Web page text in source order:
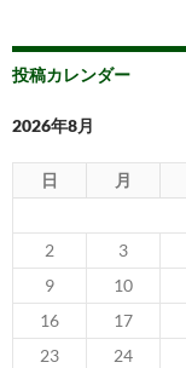
ゲ
ー
シ
ョ
ン
投稿カレンダー
2026年8月
日 月
2
3
9
10
16
17
23
24